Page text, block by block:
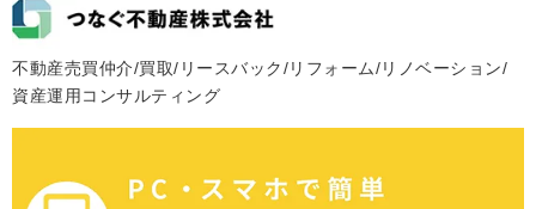
不動産売買仲介/買取/リースバック/リフォーム/リノベーション/
資産運用コンサルティング